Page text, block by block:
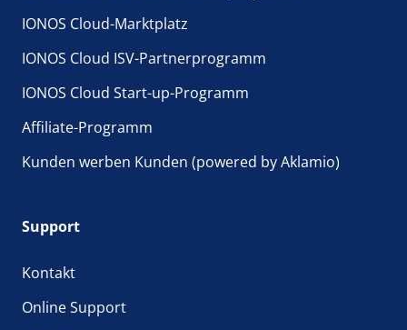
IONOS Cloud-Marktplatz
IONOS Cloud ISV-Partnerprogramm
IONOS Cloud Start-up-Programm
Affiliate-Programm
Kunden werben Kunden (powered by Aklamio)
Support
Kontakt
Online Support